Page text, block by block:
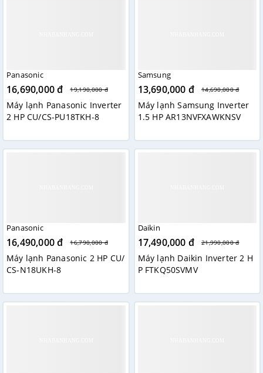
Panasonic
16,690,000 đ 19,190,000 đ
Máy lạnh Panasonic Inverter
2 HP CU/CS-PU18TKH-8
Samsung
13,690,000 đ 14,690,000 đ
Máy lạnh Samsung Inverter
1.5 HP AR13NVFXAWKNSV
Panasonic
16,490,000 đ 16,790,000 đ
Máy lạnh Panasonic 2 HP CU/
CS-N18UKH-8
Daikin
17,490,000 đ 21,990,000 đ
Máy lạnh Daikin Inverter 2 H
P FTKQ50SVMV